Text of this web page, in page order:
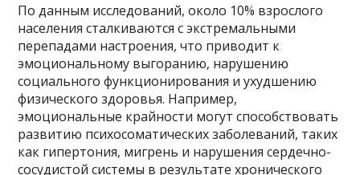
По данным исследований, около 10% взрослого
населения сталкиваются с экстремальными
перепадами настроения, что приводит к
эмоциональному выгоранию, нарушению
социального функционирования и ухудшению
физического здоровья. Например,
эмоциональные крайности могут способствовать
развитию психосоматических заболеваний, таких
как гипертония, мигрень и нарушения сердечно-
сосудистой системы в результате хронического